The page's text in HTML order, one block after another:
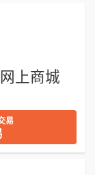
上商城
易